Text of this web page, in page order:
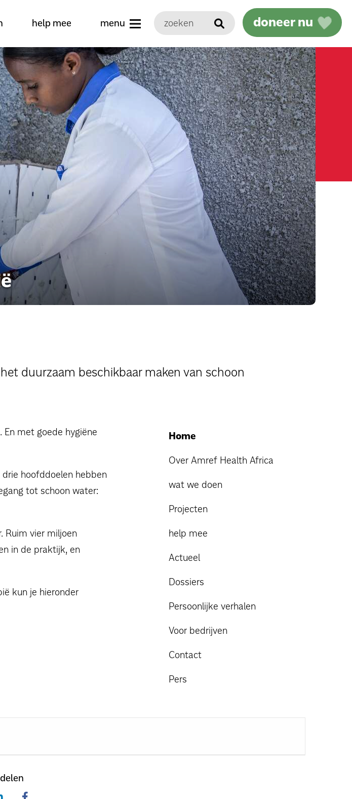
help mee menu doneer nu
health africa
doen
mee
verhalen
duurzaam beschikbaar maken van schoon
met goede hygiëne
hoofddoelen hebben
tot schoon water:
Ruim vier miljoen
in de praktijk, en
kun je hieronder
Home
Over Amref Health Africa
wat we doen
Projecten
help mee
Actueel
Dossiers
Persoonlijke verhalen
Voor bedrijven
Contact
Pers
delen